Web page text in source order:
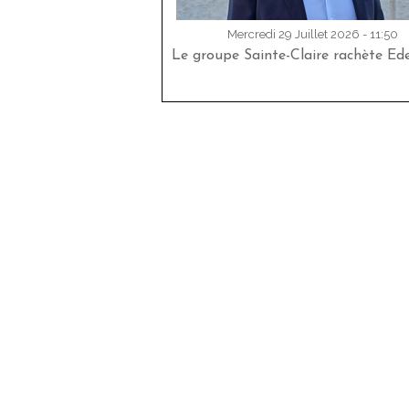
Mercredi 29 Juillet 2026 - 11:50
Le groupe Sainte-Claire rachète